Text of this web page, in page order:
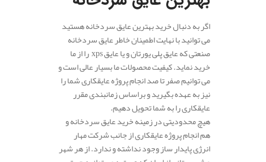
اگر به دنبال خرید بهترین عایق سردخانه هستید
می توانید با نهایت اطمینان خاطر عایق سردخانه
صنعتی که عایق پلی یورتان و یا عایق xps را از ما
خرید نماید. کیفیت محصولات ما بسیار عالی است و
می توانیم صفر تا صد انجام پروژه عایقکاری شما را
نیز به عهده بگیرید و براساس زمانبندی مقرر
عایقکاری را به شما تحویل دهیم.
هیچ محدودیتی در زمینه خرید عایق سردخانه و
هم انجام پروژه عایقکاری از جانب شرکت مهار
انرژی پایدار ساز وجود نداشته و ندارد. از هر شهر